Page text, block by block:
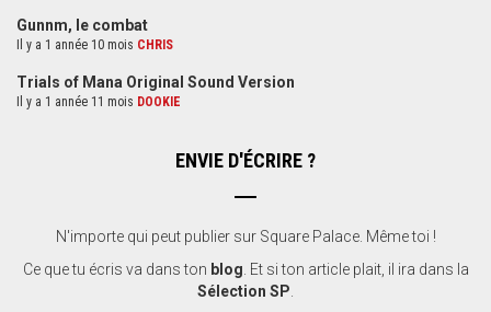
Gunnm, le combat
Il y a 1 année 10 mois CHRIS
Trials of Mana Original Sound Version
Il y a 1 année 11 mois DOOKIE
ENVIE D'ÉCRIRE ?
N'importe qui peut publier sur Square Palace. Même toi !
Ce que tu écris va dans ton blog . Et si ton article plait, il ira dans la
Sélection SP